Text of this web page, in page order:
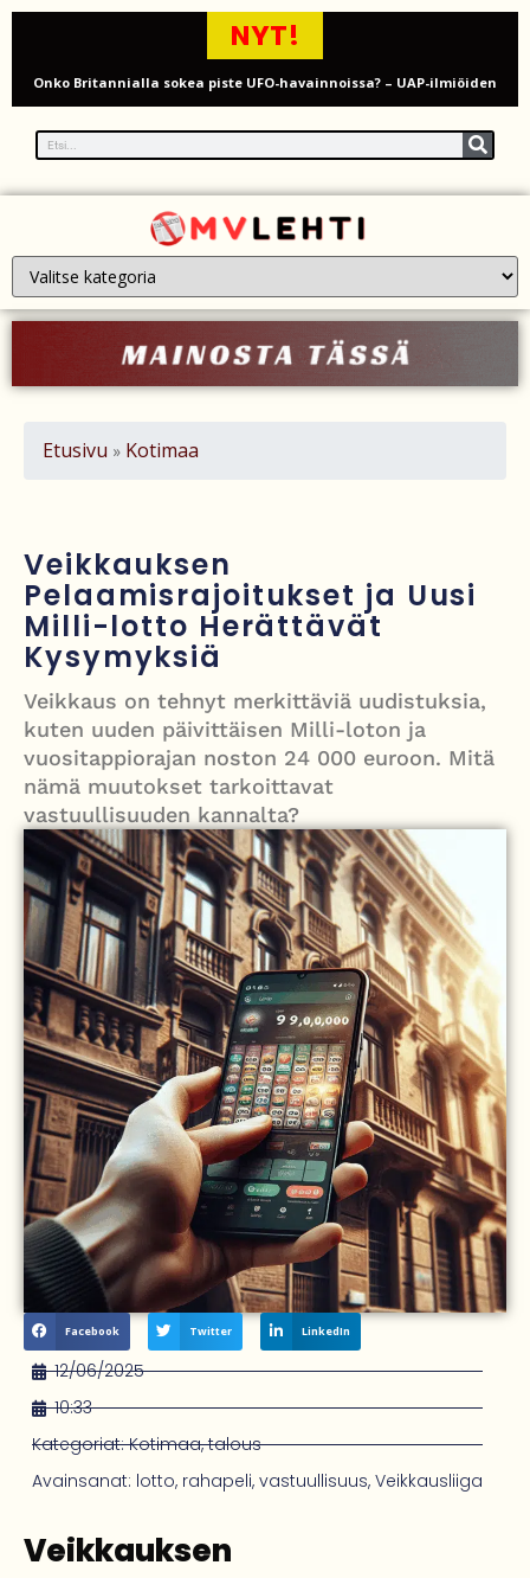
NYT!
Onko Britannialla sokea piste UFO-havainnoissa? – UAP-ilmiöiden
Millaista on työskennellä kahdeksankymppisenä? Ikääntyvien
työntekijöiden arki ja haasteet
Iso-Britannia pysäytti Venäjän varjolaivaston öljytankkerin Englannin
kanaalissa – isku Putinin sotakassaan
Kimi ja Minttu Räikkönen juhlivat 10-vuotishääpäiväänsä – näin F1-
asuntotuotannosta
Painumat sillan lähellä pysäyttivät junaliikenteen Gatwickin
lentoasemalle
Justin Trudeau puolustautuu kritiikiltä – valitsi Katy Perryn
esiintymisen Kanadan MM-avauksen sijaan
Grenfellin tornon palo: yhdeksäs vuosipäivä erityisen raskas omaisille
Etusivu » Kotimaa
Veikkauksen
Pelaamisrajoitukset ja Uusi
Milli-lotto Herättävät
Kysymyksiä
Veikkaus on tehnyt merkittäviä uudistuksia,
kuten uuden päivittäisen Milli-loton ja
vuositappiorajan noston 24 000 euroon. Mitä
nämä muutokset tarkoittavat
vastuullisuuden kannalta?
Facebook Twitter LinkedIn
12/06/2025
10:33
Kategoriat: Kotimaa,talous
Avainsanat: lotto, rahapeli, vastuullisuus, Veikkausliiga
Veikkauksen